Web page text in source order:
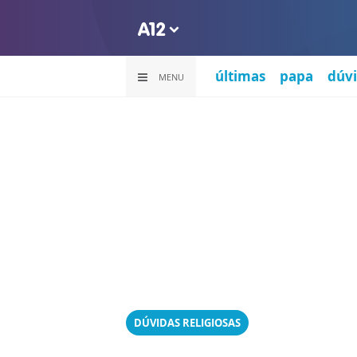
MENU últimas papa
DÚVIDAS RELIGIOSAS